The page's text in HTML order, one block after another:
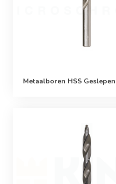
Metaalboren HSS Geslepen